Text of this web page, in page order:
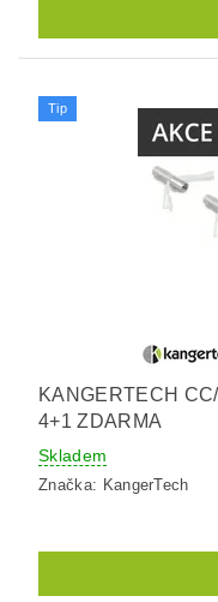
Tip
KANGERTECH
4+1 ZDARMA
Skladem
Značka: KangerTech